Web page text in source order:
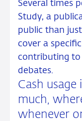
Several times
Study, a
public than
cover a
contributing to
debates.
Cash
much,
whenever